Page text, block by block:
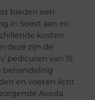
bieden een
in Soest aan en
kosten
deze zijn de
pedicuren van 15
behandeling
en voeten licht
Aveda